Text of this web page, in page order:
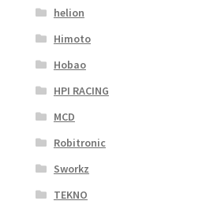
helion
Himoto
Hobao
HPI RACING
MCD
Robitronic
Sworkz
TEKNO